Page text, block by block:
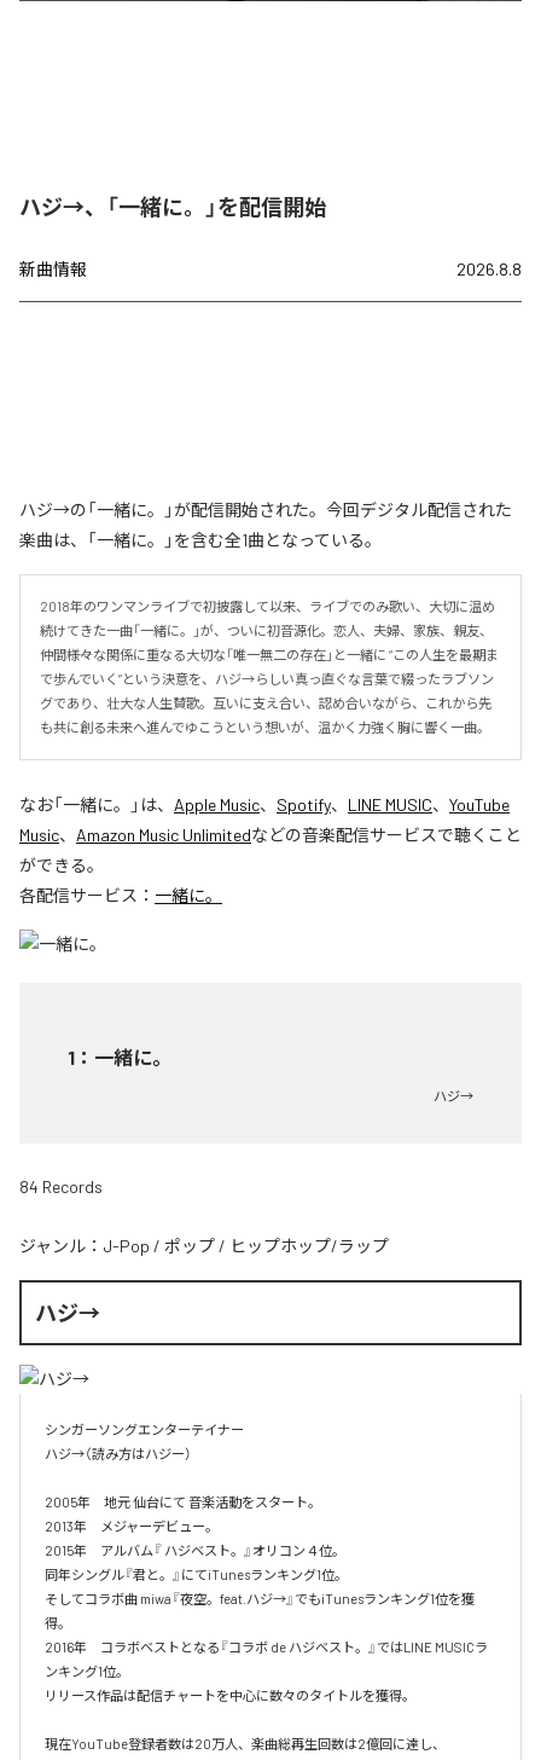
ハジ→、「一緒に。」を配信開始
新曲情報 2026.8.8
ハジ→の「一緒に。」が配信開始された。今回デジタル配信された
楽曲は、「一緒に。」を含む全1曲となっている。
2018年のワンマンライブで初披露して以来、ライブでのみ歌い、大切に温め
続けてきた一曲「一緒に。」が、ついに初音源化。恋人、夫婦、家族、親友、
仲間――様々な関係に重なる大切な「唯一無二の存在」と一緒に “この人生を最期ま
で歩んでいく”という決意を、ハジ→らしい真っ直ぐな言葉で綴ったラブソン
グであり、壮大な人生賛歌。互いに支え合い、認め合いながら、これから先
も共に創る未来へ進んでゆこうという想いが、温かく力強く胸に響く一曲。
なお「一緒に。 」は、 Apple Music、 Spotify、 LINE MUSIC、 YouTube
Music、 Amazon Music Unlimitedなどの音楽配信サービスで聴くこと
ができる。
各配信サービス： 一緒に。
1 ： 一緒に。
ハジ→
84 Records
ジャンル： J-Pop / ポップ / ヒップホップ/ラップ
ハジ→
シンガーソングエンターテイナー
ハジ→（読み方はハジー）
2005年　地元 仙台にて 音楽活動をスタート。
2013年　メジャーデビュー。
2015年　アルバム『 ハジベスト。』オリコン４位。
同年シングル『君と。』にてiTunesランキング1位。
そしてコラボ曲 miwa『夜空。feat.ハジ→』でもiTunesランキング1位を獲
得。
2016年　コラボベストとなる『コラボ de ハジベスト。』ではLINE MUSICラ
ンキング1位。
リリース作品は配信チャートを中心に数々のタイトルを獲得。
現在YouTube登録者数は20万人、楽曲総再生回数は2億回に達し、